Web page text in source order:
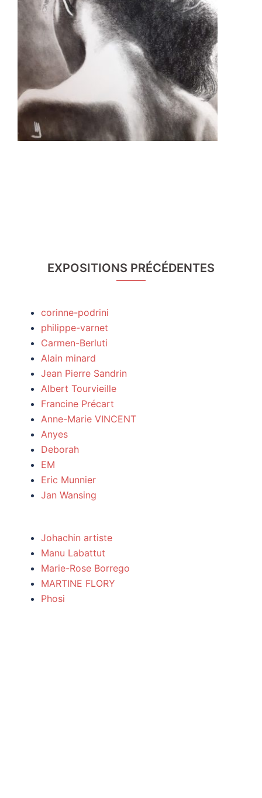
EXPOSITIONS PRÉCÉDENTES
corinne-podrini
philippe-varnet
Carmen-Berluti
Alain minard
Jean Pierre Sandrin
Albert Tourvieille
Francine Précart
Anne-Marie VINCENT
Anyes
Deborah
EM
Eric Munnier
Jan Wansing
Johachin artiste
Manu Labattut
Marie-Rose Borrego
MARTINE FLORY
Phosi